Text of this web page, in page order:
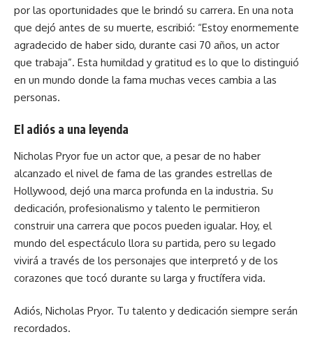
por las oportunidades que le brindó su carrera. En una nota
que dejó antes de su muerte, escribió: “Estoy enormemente
agradecido de haber sido, durante casi 70 años, un actor
que trabaja”. Esta humildad y gratitud es lo que lo distinguió
en un mundo donde la fama muchas veces cambia a las
personas.
El adiós a una leyenda
Nicholas Pryor fue un actor que, a pesar de no haber
alcanzado el nivel de fama de las grandes estrellas de
Hollywood, dejó una marca profunda en la industria. Su
dedicación, profesionalismo y talento le permitieron
construir una carrera que pocos pueden igualar. Hoy, el
mundo del espectáculo llora su partida, pero su legado
vivirá a través de los personajes que interpretó y de los
corazones que tocó durante su larga y fructífera vida.
Adiós, Nicholas Pryor. Tu talento y dedicación siempre serán
recordados.